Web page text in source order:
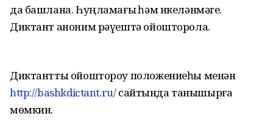
да башлана. Һуңламағыҙ һәм икеләнмәгеҙ.
Диктант аноним рәүештә ойошторола.
Диктантты ойоштороу положениеһы менән
http://bashkdictant.ru/сайтында танышырға
мөмкин.